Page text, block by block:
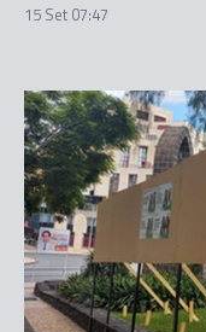
15 Set 07:47